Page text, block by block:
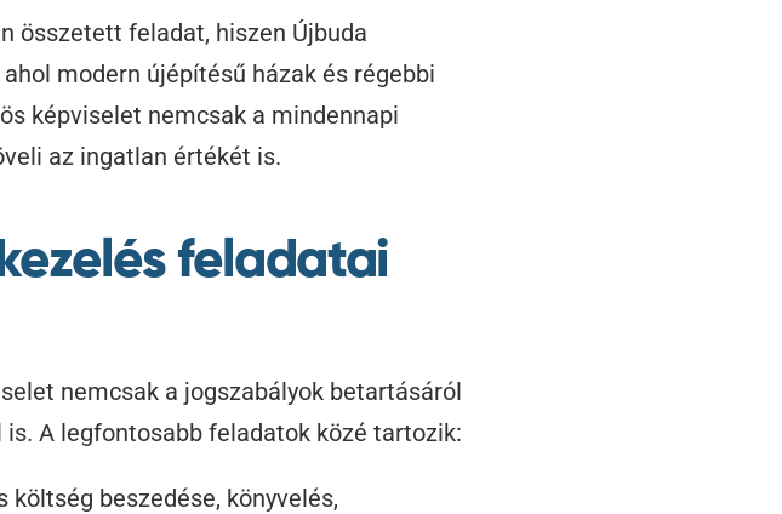
összetett feladat, hiszen Újbuda
modern újépítésű házak és régebbi
képviselet nemcsak a mindennapi
az ingatlan értékét is.
feladatai
nemcsak a jogszabályok betartásáról
A legfontosabb feladatok közé tartozik:
költség beszedése, könyvelés,